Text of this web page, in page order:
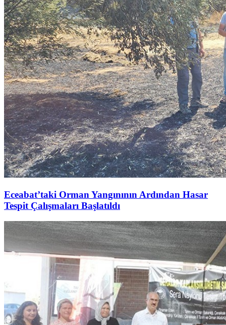
Eceabat’taki Orman Yangınının Ardından Hasar
Tespit Çalışmaları Başlatıldı